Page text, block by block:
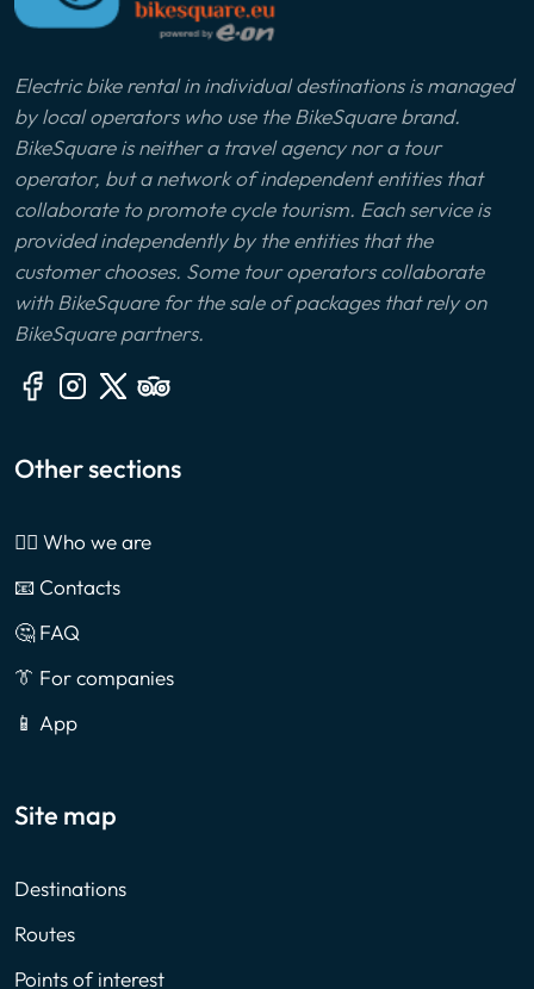
Electric bike rental in individual destinations is managed
by local operators who use the BikeSquare brand.
BikeSquare is neither a travel agency nor a tour
operator, but a network of independent entities that
collaborate to promote cycle tourism. Each service is
provided independently by the entities that the
customer chooses. Some tour operators collaborate
with BikeSquare for the sale of packages that rely on
BikeSquare partners.
Other sections
🙎‍♂️ Who we are
📧 Contacts
🤔 FAQ
👔 For companies
📱 App
Site map
Destinations
Routes
Points of interest